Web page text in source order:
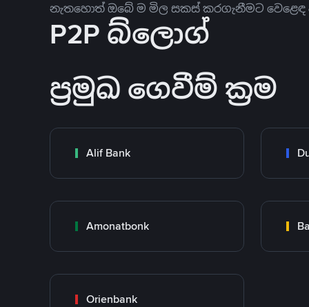
නැතහොත් ඔබේ ම මිල සකස් කරගැනීමට
P2P බ්ලොග්
ප්‍රමුඛ ගෙවීම් ක්‍රම
Alif Bank
Amonatbonk
Orienbank